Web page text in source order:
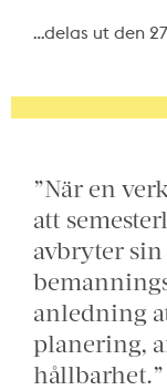
…delas ut den
”När en
att
avbryter
anledning
planering,
hållbarhet.”